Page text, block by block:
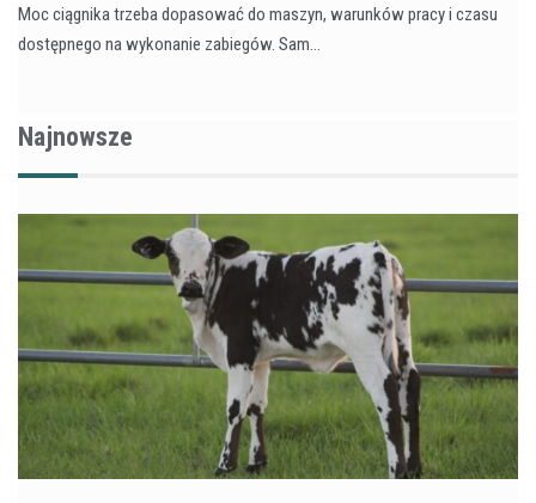
Moc ciągnika trzeba dopasować do maszyn, warunków pracy i czasu
dostępnego na wykonanie zabiegów. Sam…
Najnowsze